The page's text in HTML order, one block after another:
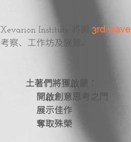
Xevarion Institute 3rd wave
考察、工作坊及展覽。
土著們將獲啟蒙：
開啟創意思考之門
展示佳作
奪取殊榮